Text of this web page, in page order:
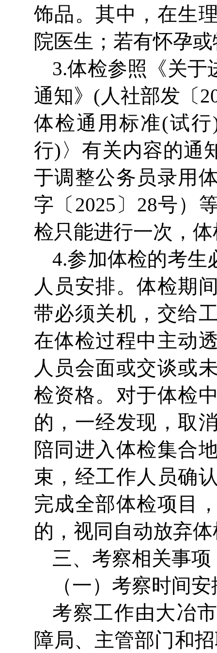
饰品。其中，在生
院医生；若有怀孕
3.体检参照《关于
通知》(人社部发〔
体检通用标准(试
行)〉有关内容的通
于调整公务员录用
字〔2025〕28号）
检只能进行一次，
4.参加体检的考生
人员安排。体检期
带必须关机，交给
在体检过程中主动
人员会面或交谈或
检资格。对于体检
的，一经发现，取
陪同进入体检集合
束，经工作人员确
完成全部体检项目
的，视同自动放弃
三、考察相关事项
（一）考察时间安
考察工作由大冶
障局、主管部门和